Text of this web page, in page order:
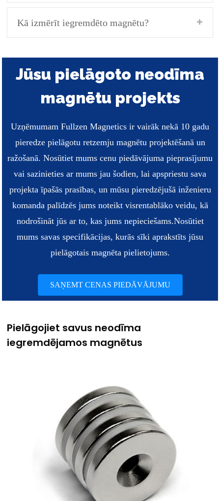
Kā izmērīt iegremdēto magnētu?
Jūsu pielāgoto neodīma
magnētu projekts
Uzņēmumam Fullzen Magnetics ir vairāk nekā 10 gadu
pieredze pielāgotu retzemju magnētu projektēšanā un
ražošanā. Nosūtiet mums cenu piedāvājuma pieprasījumu
vai sazinieties ar mums jau šodien, lai apspriestu sava
projekta īpašās prasības, un mūsu pieredzējušā inženieru
komanda palīdzēs jums noteikt visrentablāko veidu, kā
nodrošināt jūs ar to, kas jums nepieciešams.Nosūtiet
mums savas specifikācijas, kurās sīki aprakstīts jūsu
pielāgotais magnēta pielietojums.
SAŅEMT CENAS PIEDĀVĀJUMU
Pielāgojiet savus neodīma
iegremdējamos magnētus